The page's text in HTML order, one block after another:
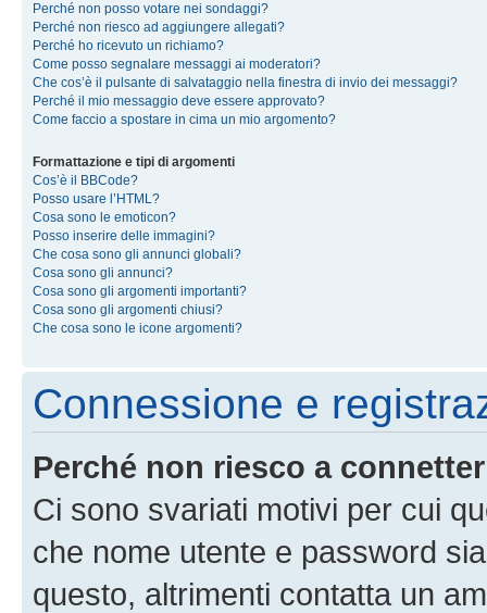
Perché non posso votare nei sondaggi?
Perché non riesco ad aggiungere allegati?
Perché ho ricevuto un richiamo?
Come posso segnalare messaggi ai moderatori?
Che cos’è il pulsante di salvataggio nella finestra di invio dei messaggi?
Perché il mio messaggio deve essere approvato?
Come faccio a spostare in cima un mio argomento?
Formattazione e tipi di argomenti
Cos’è il BBCode?
Posso usare l’HTML?
Cosa sono le emoticon?
Posso inserire delle immagini?
Che cosa sono gli annunci globali?
Cosa sono gli annunci?
Cosa sono gli argomenti importanti?
Cosa sono gli argomenti chiusi?
Che cosa sono le icone argomenti?
Connessione e
Perché non riesco a
Ci sono svariati motivi per cui
che nome utente e password
questo, altrimenti contatta un